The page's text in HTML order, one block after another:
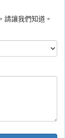
讓我們知道。